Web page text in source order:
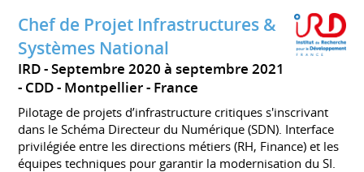
Chef de Projet Infrastructures &
Systèmes National
IRD
Septembre 2020 à septembre 2021
CDD
Montpellier France
Pilotage de projets d’infrastructure critiques s'inscrivant
dans le Schéma Directeur du Numérique (SDN). Interface
privilégiée entre les directions métiers (RH, Finance) et les
équipes techniques pour garantir la modernisation du SI.